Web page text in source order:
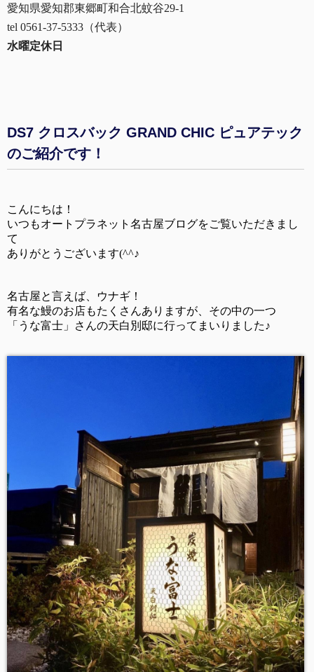
愛知県愛知郡東郷町和合北蚊谷29-1
tel 0561-37-5333（代表）
水曜定休日
DS7 クロスバック GRAND CHIC ピュアテック
のご紹介です！
こんにちは！
いつもオートプラネット名古屋ブログをご覧いただきまし
て
ありがとうございます(^^♪
名古屋と言えば、ウナギ！
有名な鰻のお店もたくさんありますが、その中の一つ
「うな富士」さんの天白別邸に行ってまいりました♪